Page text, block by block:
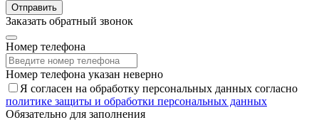
Отправить
Заказать обратный звонок
Номер телефона
Номер телефона указан неверно
Я согласен на обработку персональных данных согласно
политике защиты и обработки персональных данных
Обязательно для заполнения